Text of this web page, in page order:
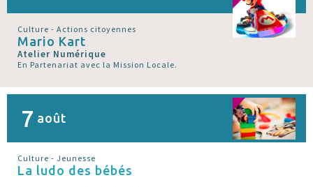
Culture - Actions citoyennes
Mario Kart
Atelier Numérique
En Partenariat avec la Mission Locale.
7 août
Culture - Jeunesse
La ludo des bébés